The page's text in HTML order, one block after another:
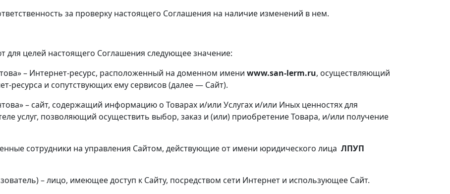
за проверку настоящего Соглашения на наличие изменений в нем.
целей настоящего Соглашения следующее значение:
– Интернет-ресурс, расположенный на доменном имени www.san-lerm.ru, осуществляющий
ресурса и сопутствующих ему сервисов (далее — Сайт).
– сайт, содержащий информацию о Товарах и/или Услугах и/или Иных ценностях для
услуг, позволяющий осуществить выбор, заказ и (или) приобретение Товара, и/или получение
сотрудники на управления Сайтом, действующие от имени юридического лица ЛПУП
– лицо, имеющее доступ к Сайту, посредством сети Интернет и использующее Сайт.